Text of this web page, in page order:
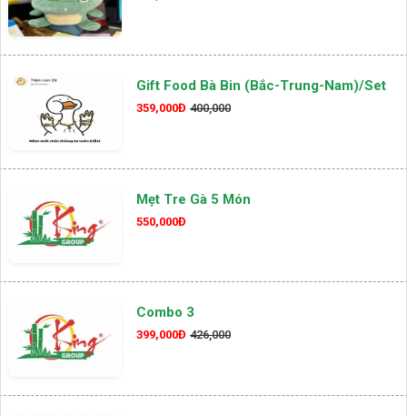
Gift Food Bà Bin (Bắc-Trung-Nam)/set
359,000Đ 400,000
Mẹt Tre Gà 5 Món
550,000Đ
Combo 3
399,000Đ 426,000